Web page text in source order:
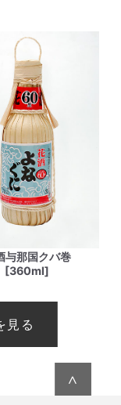
与那国クバ巻
[360ml]
見る
∧